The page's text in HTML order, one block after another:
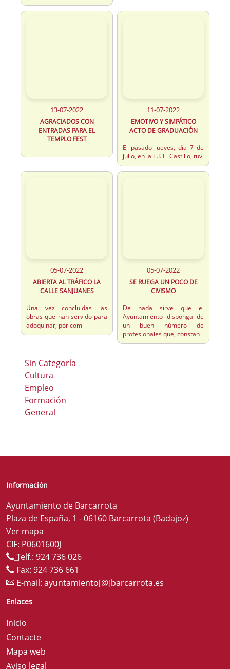
13-07-2022
AGRACIADOS CON
ENTRADAS PARA EL
TEMPLO FEST
11-07-2022
EMOTIVO Y SIMPÁTICO
ACTO DE GRADUACIÓN
El pasado jueves, día 7 de
julio, en la E.I. El Castillo, tuv
05-07-2022
ABIERTA AL TRÁFICO LA
CALLE SANJUANES
Una vez concluidas las
obras que han servido para
adoquinar, por com
05-07-2022
SE RUEGA UN POCO DE
CIVISMO
De nada sirve que el
Ayuntamiento disponga de
un buen número de
profesionales que, constan
Sin Categoría
Cultura
Empleo
Formación
General
Información
Ayuntamiento de Barcarrota
Plaza de España, 1 - 06160 Barcarrota (Badajoz)
Ver mapa
CIF: P0601600J
Telf.: 924 736 026
Fax: 924 736 661
E-mail: ayuntamiento[@]barcarrota.es
Enlaces
Inicio
Contacte
Mapa web
Aviso legal